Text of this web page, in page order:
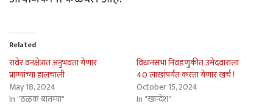
Related
रावेर वनक्षेत्रात अनुभवता येणार
प्राण्यांच्या हालचाली
May 18, 2024
In "ठळक बातम्या"
विधानसभा निवडणुकीत उमेदवाराला
40 लाखांपर्यंत करता येणार खर्च !
October 15, 2024
In "खान्देश"